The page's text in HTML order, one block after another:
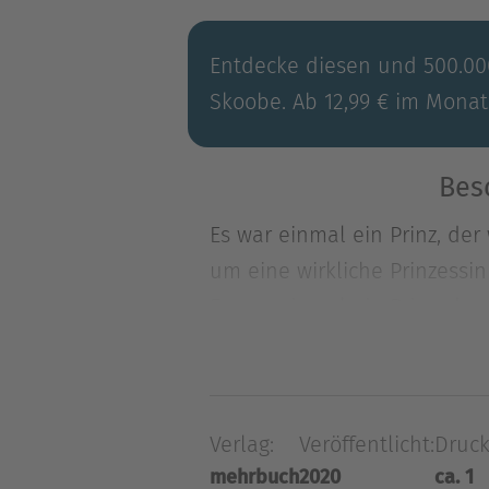
Entdecke diesen und
Skoobe. Ab 12,99 € im
Es war einmal ein Prinz,
um eine wirkliche
um eine wirkliche
Verlag:
mehrbuch
Veröffentlicht:
2020 ca. 1